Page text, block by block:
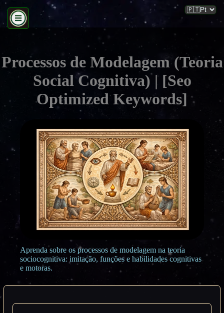
Processos de Modelagem (Teoria
Social Cognitiva) | [Seo
Optimized Keywords]
Aprenda sobre os processos de modelagem na teoria
sociocognitiva: imitação, funções e habilidades cognitivas
e motoras.